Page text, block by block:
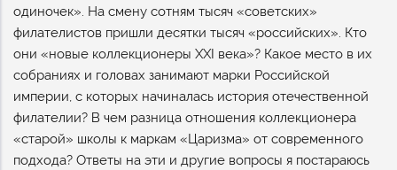
одиночек». На смену сотням тысяч «советских»
филателистов пришли десятки тысяч «российских». Кто
они «новые коллекционеры XXI века»? Какое место в их
собраниях и головах занимают марки Российской
империи, с которых начиналась история отечественной
филателии? В чем разница отношения коллекционера
«старой» школы к маркам «Царизма» от современного
подхода? Ответы на эти и другие вопросы я постараюсь